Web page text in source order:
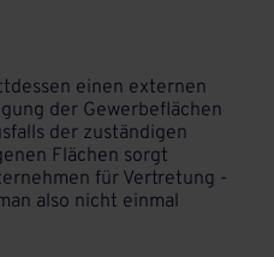
einen externen
der Gewerbeflächen
der zuständigen
Flächen sorgt
für Vertretung -
also nicht einmal